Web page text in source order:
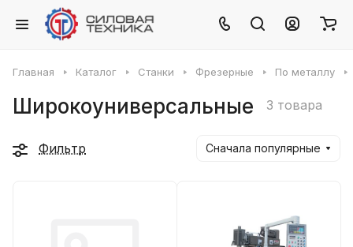
Главная Каталог Станки Фрезерные По металлу
Широкоуниверсальные 3 товара
Фильтр Сначала популярные